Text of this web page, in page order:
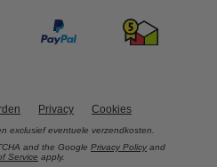
Privacy Cookies
exclusief eventuele verzendkosten.
and the Google Privacy Policy and
Service apply.